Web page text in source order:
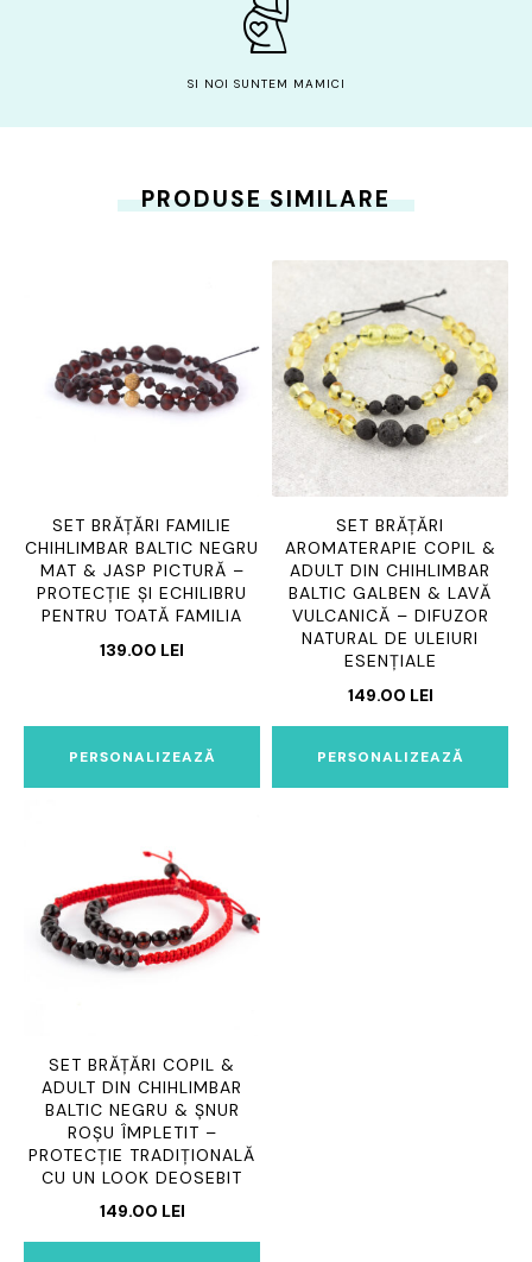
SI NOI SUNTEM MAMICI
PRODUSE SIMILARE
SET BRĂȚĂRI FAMILIE
CHIHLIMBAR BALTIC NEGRU
MAT & JASP PICTURĂ –
PROTECȚIE ȘI ECHILIBRU
PENTRU TOATĂ FAMILIA
139.00 LEI
PERSONALIZEAZĂ
SET BRĂȚĂRI
AROMATERAPIE COPIL &
ADULT DIN CHIHLIMBAR
BALTIC GALBEN & LAVĂ
VULCANICĂ – DIFUZOR
NATURAL DE ULEIURI
ESENȚIALE
149.00 LEI
PERSONALIZEAZĂ
SET BRĂȚĂRI COPIL &
ADULT DIN CHIHLIMBAR
BALTIC NEGRU & ȘNUR
ROȘU ÎMPLETIT –
PROTECȚIE TRADIȚIONALĂ
CU UN LOOK DEOSEBIT
149.00 LEI